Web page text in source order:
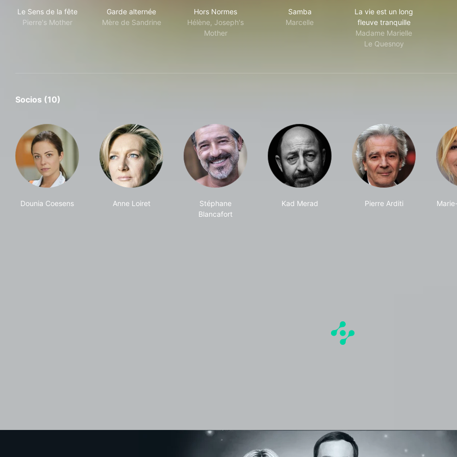
Le Sens de la fête
Pierre's Mother
Garde alternée
Mère de Sandrine
Hors Normes
Hélène, Joseph's
Mother
Samba
Marcelle
La vie est un long
fleuve tranquille
Madame Marielle
Le Quesnoy
Socios (10)
Dounia Coesens Anne Loiret
Stéphane
Blancafort
Kad Merad Pierre Arditi